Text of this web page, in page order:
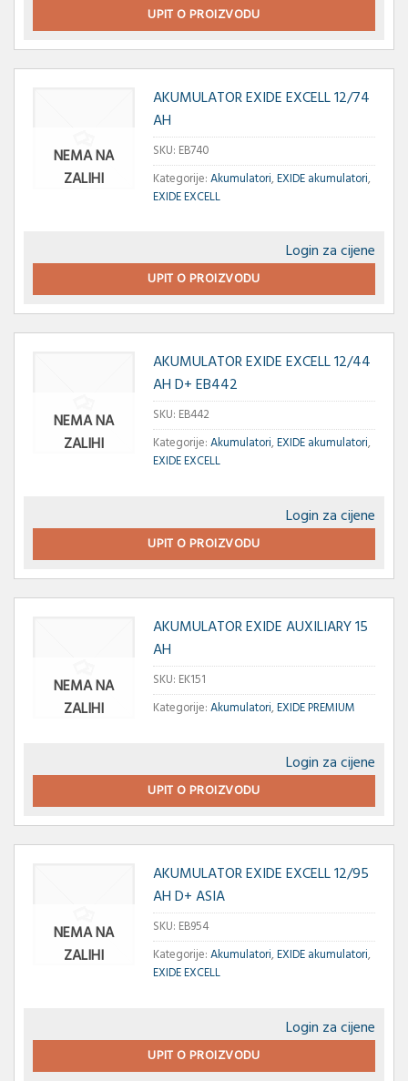
UPIT O PROIZVODU
NEMA NA
ZALIHI
AKUMULATOR EXIDE EXCELL 12/74
AH
SKU: EB740
Kategorije:Akumulatori,EXIDE akumulatori,
EXIDE EXCELL
Login za cijene
UPIT O PROIZVODU
NEMA NA
ZALIHI
AKUMULATOR EXIDE EXCELL 12/44
AH D+ EB442
SKU: EB442
Kategorije:Akumulatori,EXIDE akumulatori,
EXIDE EXCELL
Login za cijene
UPIT O PROIZVODU
NEMA NA
ZALIHI
AKUMULATOR EXIDE AUXILIARY 15
AH
SKU: EK151
Kategorije:Akumulatori,EXIDE PREMIUM
Login za cijene
UPIT O PROIZVODU
NEMA NA
ZALIHI
AKUMULATOR EXIDE EXCELL 12/95
AH D+ ASIA
SKU: EB954
Kategorije:Akumulatori,EXIDE akumulatori,
EXIDE EXCELL
Login za cijene
UPIT O PROIZVODU